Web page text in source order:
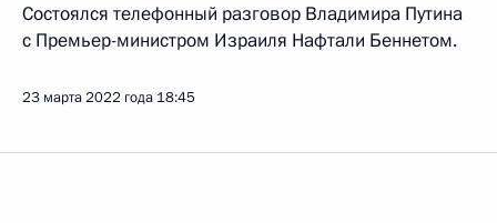
Состоялся телефонный разговор Владимира Путина
с Премьер-министром Израиля Нафтали Беннетом.
23 марта 2022 года 18:45